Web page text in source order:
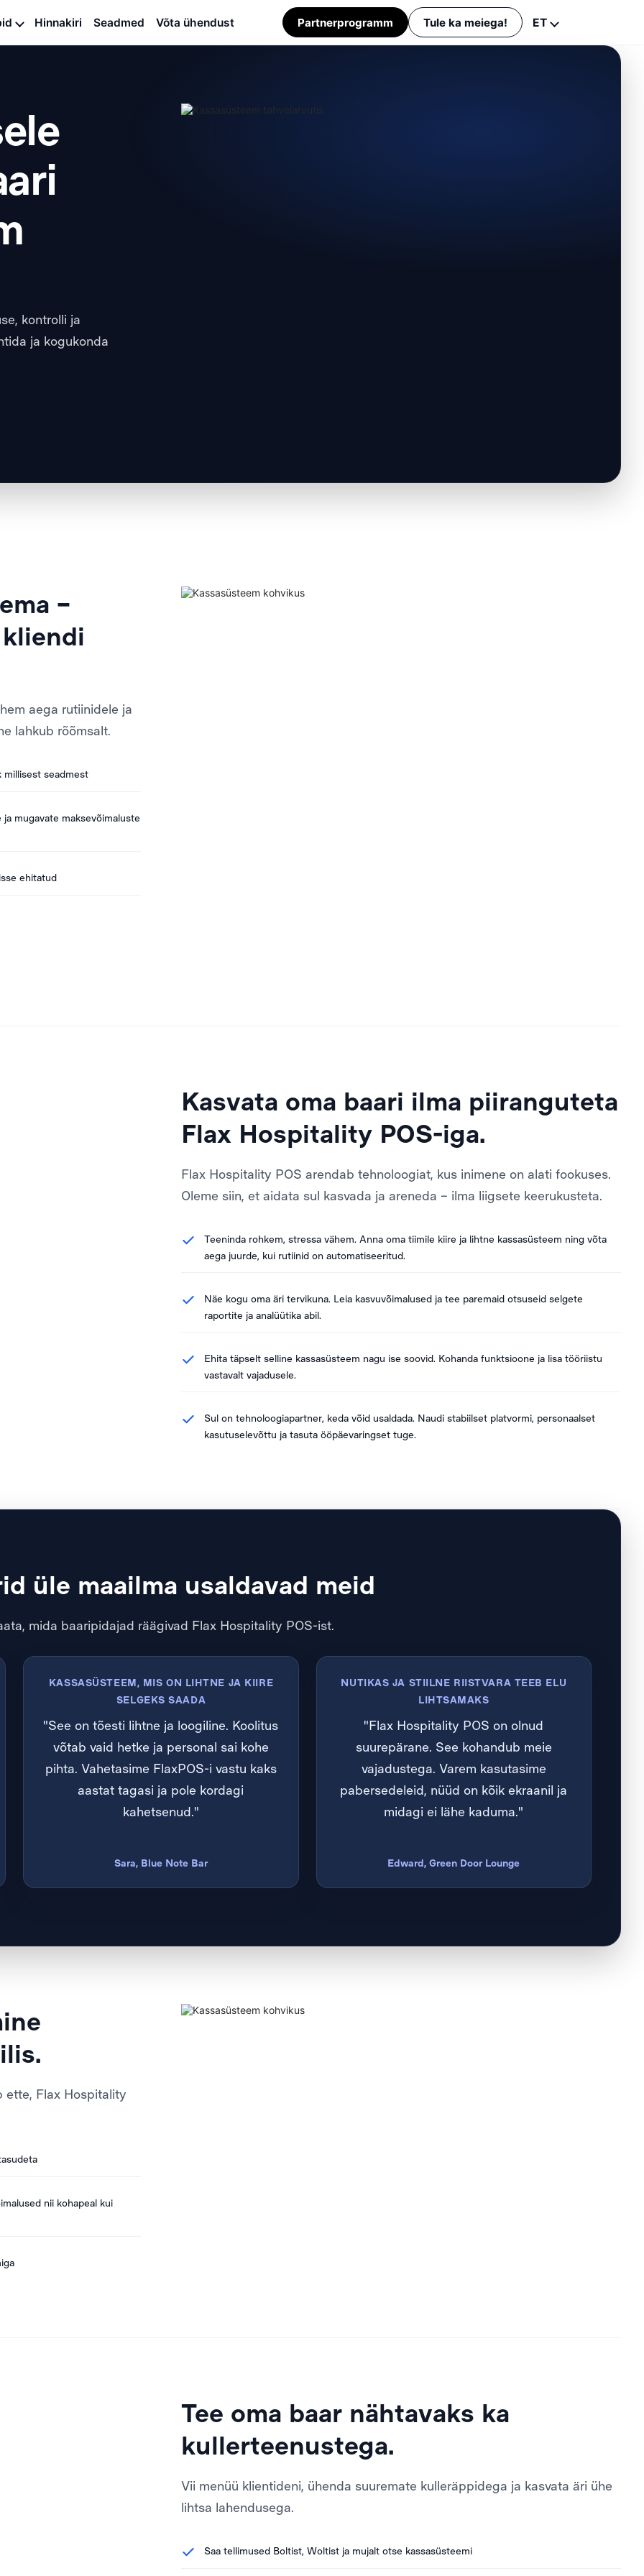
Hinnakiri Seadmed Võta ühendust Partnerprogramm Tule ka meiega! ET
kontrolli ja
ja kogukonda
–
aega rutiinidele ja
lahkub rõõmsalt.
millisest seadmest
mugavate maksevõimaluste
ehitatud
Kasvata oma baari ilma piiranguteta
Flax Hospitality POS-iga.
Flax Hospitality POS arendab tehnoloogiat, kus inimene on alati fookuses.
Oleme siin, et aidata sul kasvada ja areneda – ilma liigsete keerukusteta.
Teeninda rohkem, stressa vähem. Anna oma tiimile kiire ja lihtne kassasüsteem ning võta
aega juurde, kui rutiinid on automatiseeritud.
Näe kogu oma äri tervikuna. Leia kasvuvõimalused ja tee paremaid otsuseid selgete
raportite ja analüütika abil.
Ehita täpselt selline kassasüsteem nagu ise soovid. Kohanda funktsioone ja lisa tööriistu
vastavalt vajadusele.
Sul on tehnoloogiapartner, keda võid usaldada. Naudi stabiilset platvormi, personaalset
kasutuselevõttu ja tasuta ööpäevaringset tuge.
üle maailma usaldavad meid
mida baaripidajad räägivad Flax Hospitality POS-ist.
KASSASÜSTEEM, MIS ON LIHTNE JA KIIRE
SELGEKS SAADA
"See on tõesti lihtne ja loogiline. Koolitus
võtab vaid hetke ja personal sai kohe
pihta. Vahetasime FlaxPOS-i vastu kaks
aastat tagasi ja pole kordagi
kahetsenud."
Sara, Blue Note Bar
NUTIKAS JA STIILNE RIISTVARA TEEB ELU
LIHTSAMAKS
"Flax Hospitality POS on olnud
suurepärane. See kohandub meie
vajadustega. Varem kasutasime
pabersedeleid, nüüd on kõik ekraanil ja
midagi ei lähe kaduma."
Edward, Green Door Lounge
ette, Flax Hospitality
nii kohapeal kui
Tee oma baar nähtavaks ka
kullerteenustega.
Vii menüü klientideni, ühenda suuremate kulleräppidega ja kasvata äri ühe
lihtsa lahendusega.
Saa tellimused Boltist, Woltist ja mujalt otse kassasüsteemi